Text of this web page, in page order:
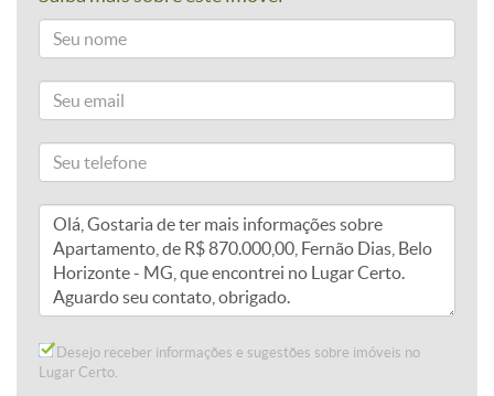
Desejo receber informações e sugestões sobre imóveis no
Lugar Certo.